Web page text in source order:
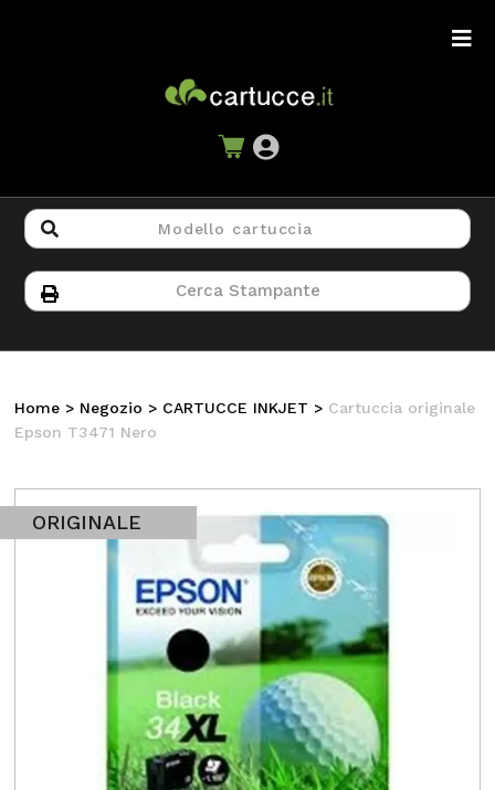
Home > Negozio > CARTUCCE INKJET > Cartuccia originale
Epson T3471 Nero
ORIGINALE